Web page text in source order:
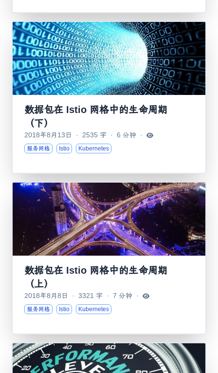
数据包在 Istio 网格中的生命周期
（下）
2018年8月13日 · 2535 字 · 6 分钟 ·
服务网格 Istio Kubernetes
数据包在 Istio 网格中的生命周期
（上）
2018年8月8日 · 3321 字 · 7 分钟 ·
服务网格 Istio Kubernetes